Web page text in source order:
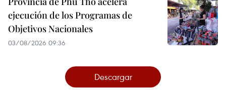
ejecución de los Programas de
Objetivos Nacionales
03/08/2026 09:36
Descargar